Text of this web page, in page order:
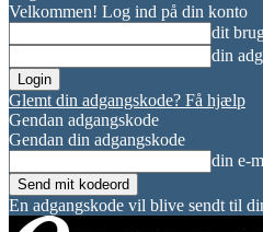
Velkommen! Log ind på din konto
dit
din
Glemt din adgangskode? Få hjælp
Gendan adgangskode
Gendan din adgangskode
din e-
En adgangskode vil blive sendt til